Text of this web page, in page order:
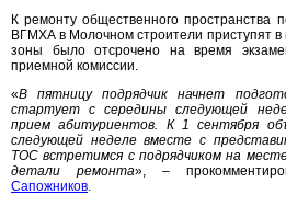
К ремонту общественного пространства
ВГМХА в Молочном строители приступят в
зоны было отсрочено на время
приемной комиссии.
«В пятницу подрядчик начнет
стартует с середины следующей
прием абитуриентов. К 1 сентября
следующей неделе вместе с
ТОС встретимся с подрядчиком на
детали ремонта», –
Сапожников.